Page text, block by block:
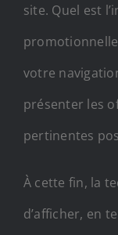
site. Quel est
votre
présenter les
pertinentes
À cette fin, la
d’afficher, en